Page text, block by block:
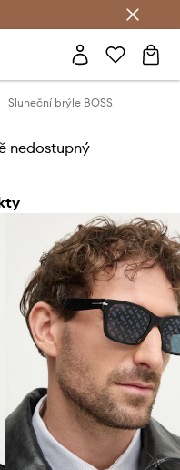
Sluneční brýle BOSS
nedostupný